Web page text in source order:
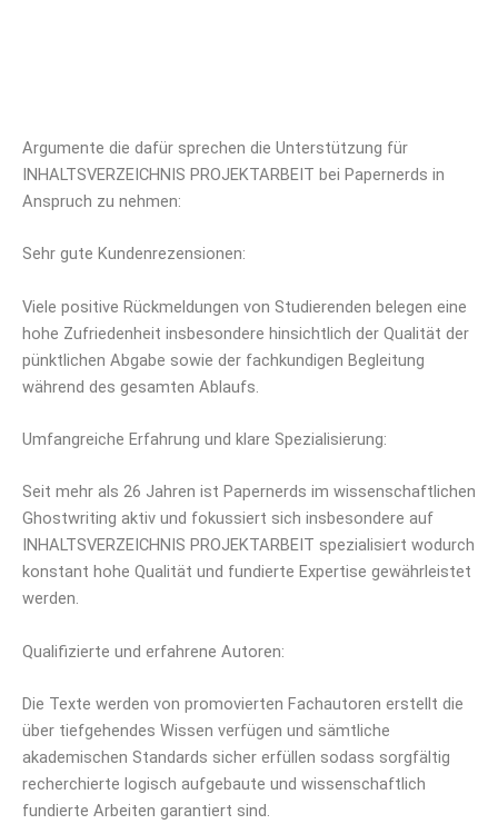
Argumente die dafür sprechen die Unterstützung für
INHALTSVERZEICHNIS PROJEKTARBEIT bei Papernerds in
Anspruch zu nehmen:
Sehr gute Kundenrezensionen:
Viele positive Rückmeldungen von Studierenden belegen eine
hohe Zufriedenheit insbesondere hinsichtlich der Qualität der
pünktlichen Abgabe sowie der fachkundigen Begleitung
während des gesamten Ablaufs.
Umfangreiche Erfahrung und klare Spezialisierung:
Seit mehr als 26 Jahren ist Papernerds im wissenschaftlichen
Ghostwriting aktiv und fokussiert sich insbesondere auf
INHALTSVERZEICHNIS PROJEKTARBEIT spezialisiert wodurch
konstant hohe Qualität und fundierte Expertise gewährleistet
werden.
Qualifizierte und erfahrene Autoren:
Die Texte werden von promovierten Fachautoren erstellt die
über tiefgehendes Wissen verfügen und sämtliche
akademischen Standards sicher erfüllen sodass sorgfältig
recherchierte logisch aufgebaute und wissenschaftlich
fundierte Arbeiten garantiert sind.